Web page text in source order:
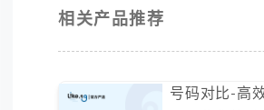
相关产品推荐
号码对比-高